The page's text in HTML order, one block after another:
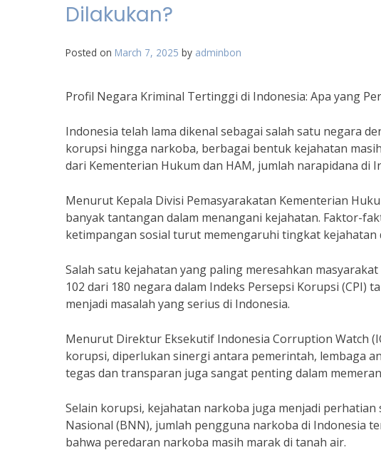
Dilakukan?
Posted on March 7, 2025 by adminbon
Profil Negara Kriminal Tertinggi di Indonesia: Apa yang
Indonesia telah lama dikenal sebagai salah satu negara
korupsi hingga narkoba, berbagai bentuk kejahatan
dari Kementerian Hukum dan HAM, jumlah narapidana di
Menurut Kepala Divisi Pemasyarakatan Kementerian
banyak tantangan dalam menangani kejahatan. Faktor-
ketimpangan sosial turut memengaruhi tingkat kejahatan
Salah satu kejahatan yang paling meresahkan
102 dari 180 negara dalam Indeks Persepsi Korupsi (CPI)
menjadi masalah yang serius di Indonesia.
Menurut Direktur Eksekutif Indonesia Corruption Watch
korupsi, diperlukan sinergi antara pemerintah, lembaga
tegas dan transparan juga sangat penting dalam
Selain korupsi, kejahatan narkoba juga menjadi
Nasional (BNN), jumlah pengguna narkoba di Indonesia
bahwa peredaran narkoba masih marak di tanah air.